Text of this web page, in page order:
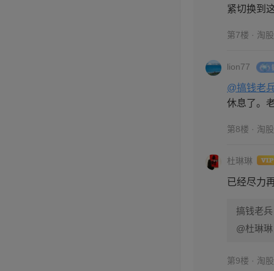
紧切换到
第7楼 · 淘
lion77
@搞钱老
休息了。
第8楼 · 淘
杜琳琳
已经尽力
搞钱老兵
@杜琳
第9楼 · 淘